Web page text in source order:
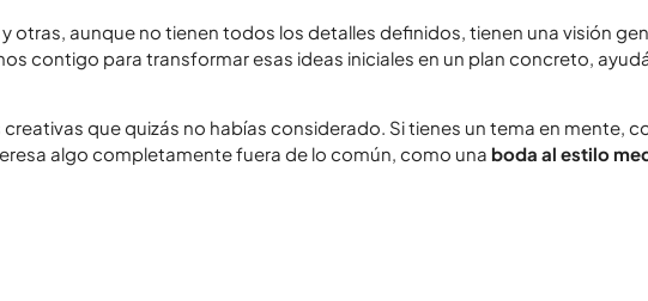
otras, aunque no tienen todos los detalles definidos, tienen una visión
contigo para transformar esas ideas iniciales en un plan concreto,
que quizás no habías considerado. Si tienes un tema en mente,
algo completamente fuera de lo común, como una boda al estilo